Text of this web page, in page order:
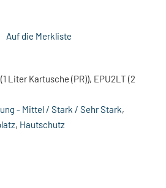
Auf die Merkliste
Liter Kartusche (PR)), EPU2LT (2
- Mittel / Stark / Sehr Stark,
, Hautschutz